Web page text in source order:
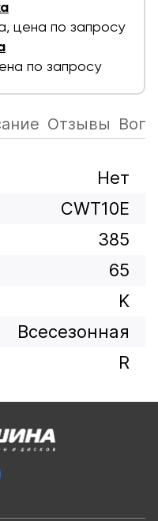
цена по запросу
по запросу
Отзывы
Нет
CWT10E
385
65
K
Всесезонная
R